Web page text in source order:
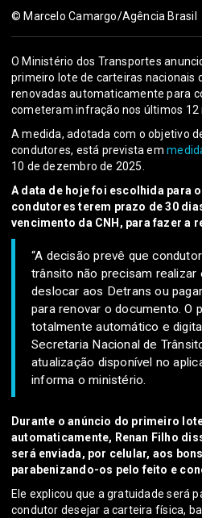
© Marcelo Camargo/Agência Brasil
O Ministério dos Transportes
primeiro lote de carteiras nacionais
renovadas automaticamente para
cometeram infração nos últimos 12
A medida, adotada com o objetivo
condutores, está prevista em
10 de dezembro de 2025.
A data de hoje foi escolhida para
condutores terem prazo de 30
vencimento da CNH, para fazer a
“A decisão prevê que
trânsito não precisam realizar
deslocar aos Detrans ou
para renovar o documento. O
totalmente automático e
Secretaria Nacional de
atualização disponível no
informa o ministério.
Durante o anúncio do primeiro
automaticamente, Renan Filho
será enviada, por celular, aos
parabenizando-os pelo feito e
Ele explicou que a gratuidade será
condutor desejar a carteira física,